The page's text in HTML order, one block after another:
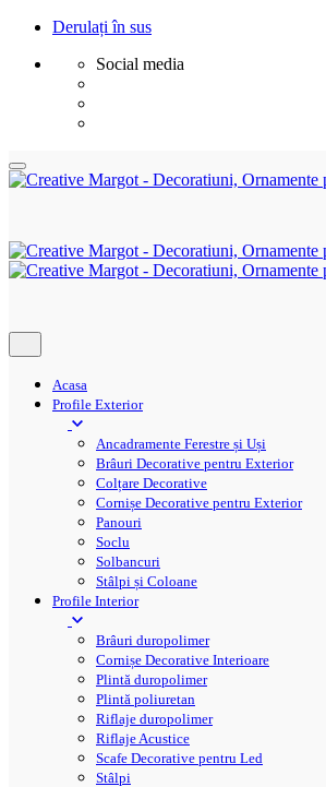
Derulați în sus
Social media
Sări
la
Acasa
Profile Exterior
Ancadramente Ferestre și Uși
Brâuri Decorative pentru Exterior
Colțare Decorative
Cornișe Decorative pentru Exterior
Panouri
Soclu
Solbancuri
Stâlpi și Coloane
Profile Interior
Brâuri duropolimer
Cornișe Decorative Interioare
Plintă duropolimer
Plintă poliuretan
Riflaje duropolimer
Riflaje Acustice
Scafe Decorative pentru Led
Stâlpi